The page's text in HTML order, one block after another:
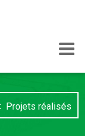
Projets réalisés